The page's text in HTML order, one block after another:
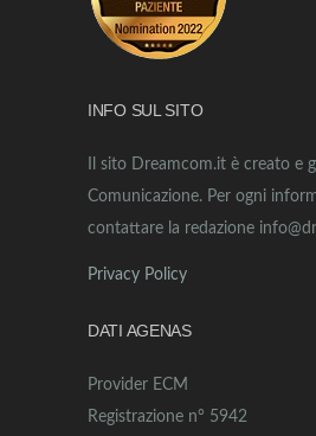
INFO SUL SITO
Il sito Dreamcom.it è creato e
Comunicazione. Per ogni
contattare la redazione
Privacy Policy
DATI AGENAS
Provider ECM
Registrazione n° 5942